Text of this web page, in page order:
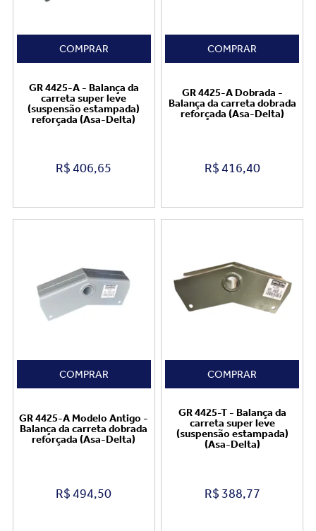
COMPRAR
GR 4425-A - Balança da
carreta super leve
(suspensão estampada)
reforçada (Asa-Delta)
R$406,65
COMPRAR
GR 4425-A Dobrada -
Balança da carreta dobrada
reforçada (Asa-Delta)
R$416,40
COMPRAR
GR 4425-A Modelo Antigo -
Balança da carreta dobrada
reforçada (Asa-Delta)
R$494,50
COMPRAR
GR 4425-T - Balança da
carreta super leve
(suspensão estampada)
(Asa-Delta)
R$388,77